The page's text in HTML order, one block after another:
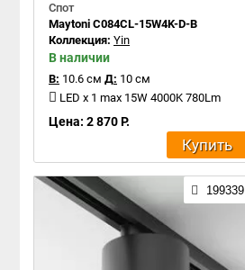
Спот
Maytoni C084CL-15W4K-D-B
Коллекция: Yin
В наличии
В: 10.6 см Д: 10 см
LED x 1 max 15W 4000K 780Lm
Цена: 2 870 Р.
Купить
199339